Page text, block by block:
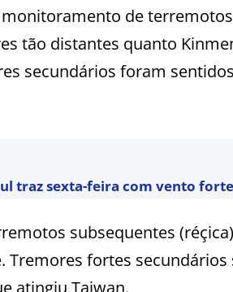
de
tão distantes quanto
secundários foram
traz sexta-feira com vento forte
subsequentes
fortes